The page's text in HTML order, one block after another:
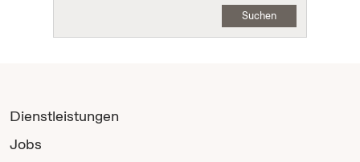
Suchen
Dienstleistungen
Jobs